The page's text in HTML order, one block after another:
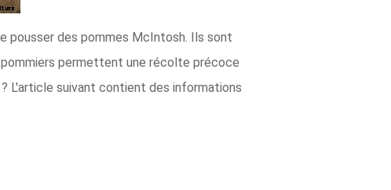
pousser des pommes McIntosh. Ils sont
permettent une récolte précoce
L'article suivant contient des informations